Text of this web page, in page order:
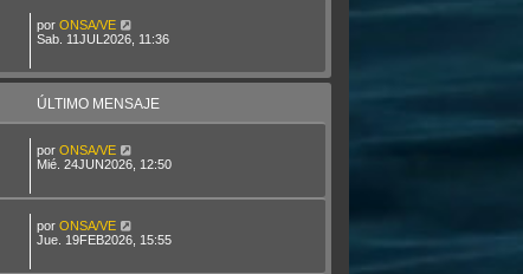
por ONSA/VE
Sab. 11JUL2026, 11:36
ÚLTIMO MENSAJE
por ONSA/VE
Mié. 24JUN2026, 12:50
por ONSA/VE
Jue. 19FEB2026, 15:55